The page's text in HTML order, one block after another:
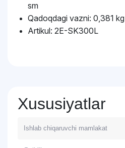
sm
Qadoqdagi vazni: 0,381 kg
Artikul: 2E-SK300L
Xususiyatlar
Ishlab chiqaruvchi mamlakat